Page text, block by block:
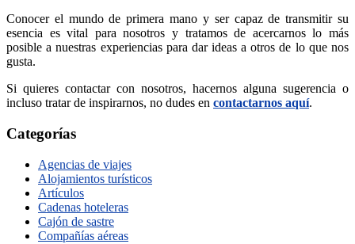
Conocer el mundo de primera mano y ser capaz de transmitir su
esencia es vital para nosotros y tratamos de acercarnos lo más
posible a nuestras experiencias para dar ideas a otros de lo que nos
gusta.
Si quieres contactar con nosotros, hacernos alguna sugerencia o
incluso tratar de inspirarnos, no dudes en contactarnos aquí.
Categorías
Agencias de viajes
Alojamientos turísticos
Artículos
Cadenas hoteleras
Cajón de sastre
Compañías aéreas